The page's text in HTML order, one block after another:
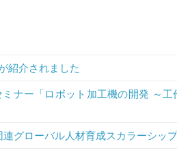
紹介されました
ナー「ロボット加工機の開発 ～工
グローバル人材育成スカラーシッ